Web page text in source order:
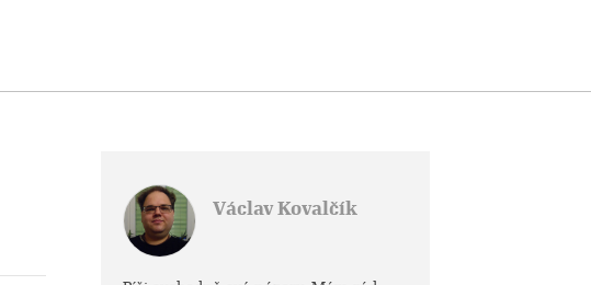
Václav Kovalčík